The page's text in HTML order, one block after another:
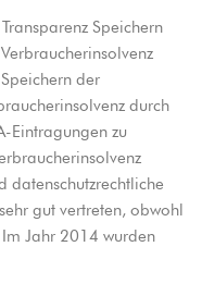
Speichern
der
durch
Eintragungen zu
datenschutzrechtliche
gut vertreten, obwohl
Jahr 2014 wurden